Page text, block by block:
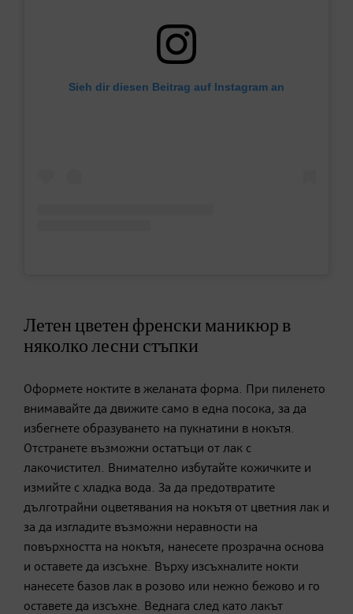
Sieh dir diesen Beitrag auf Instagram an
Летен цветен френски маникюр в
няколко лесни стъпки
Оформете ноктите в желаната форма. При пиленето
внимавайте да движите само в една посока, за да
избегнете образуването на пукнатини в нокътя.
Отстранете възможни остатъци от лак с
лакочистител. Внимателно избутайте кожичките и
измийте с хладка вода. За да предотвратите
дълготрайни оцветявания на нокътя от цветния лак и
за да изгладите възможни неравности на
повърхността на нокътя, нанесете прозрачна основа
и оставете да изсъхне. Върху изсъхналите нокти
нанесете базов лак в розово или нежно бежово и го
оставете да изсъхне. Веднага след като лакът